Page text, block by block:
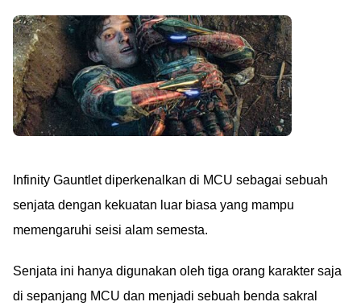
Infinity Gauntlet diperkenalkan di MCU sebagai sebuah
senjata dengan kekuatan luar biasa yang mampu
memengaruhi seisi alam semesta.
Senjata ini hanya digunakan oleh tiga orang karakter saja
di sepanjang MCU dan menjadi sebuah benda sakral